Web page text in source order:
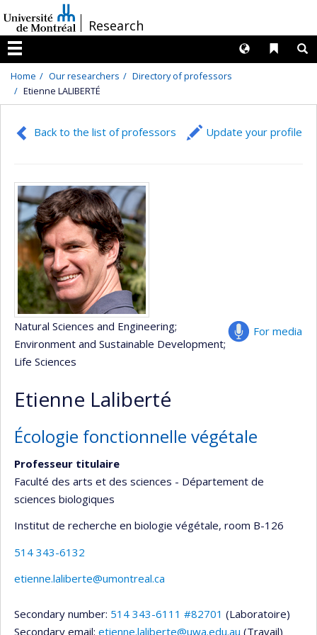
au
contenu
/Research
Menu
Liens
Langues
Home Our researchers
Directory of professors
Etienne LALIBERTÉ
Back to the list of professors Update your profile
For media
Natural Sciences and Engineering;
Environment and Sustainable Development;
Life Sciences
Etienne Laliberté
Écologie fonctionnelle végétale
Professeur titulaire
Faculté des arts et des sciences - Département de
sciences biologiques
Institut de recherche en biologie végétale, room B-126
514 343-6132
etienne.laliberte@umontreal.ca
Secondary number: 514 343-6111 #82701 (Laboratoire)
Secondary email: etienne.laliberte@uwa.edu.au (Travail)